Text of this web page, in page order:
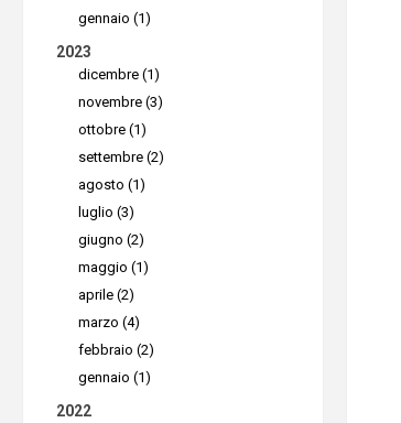
gennaio (1)
2023
dicembre (1)
novembre (3)
ottobre (1)
settembre (2)
agosto (1)
luglio (3)
giugno (2)
maggio (1)
aprile (2)
marzo (4)
febbraio (2)
gennaio (1)
2022